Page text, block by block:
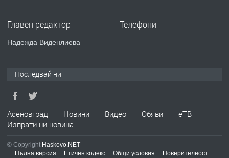
ремонт на покриви
ПРЕДЛАГА
Пликове - СКОРПИОПЛАСТ
Главен редактор
Надежда Виденлиева
Телефони
Последвай ни
Асеновград Новини Видео Обяви
еТВ
Изпрати ни новина
© Copyright Haskovo.NET
Пълна версия
Етичен кодекс Общи условия Поверителност